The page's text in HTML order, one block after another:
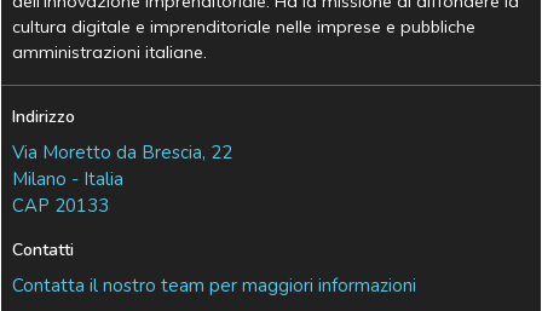
cultura digitale e imprenditoriale nelle imprese e pubbliche
amministrazioni italiane.
Indirizzo
Via Moretto da Brescia, 22
Milano - Italia
CAP 20133
Contatti
Contatta il nostro team per maggiori informazioni